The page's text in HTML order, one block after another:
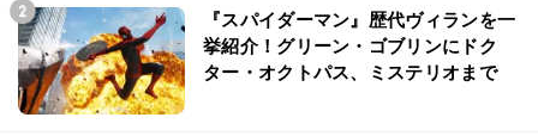
『スパイダーマン』歴代ヴィランを一
挙紹介！グリーン・ゴブリンにドク
ター・オクトパス、ミステリオまで